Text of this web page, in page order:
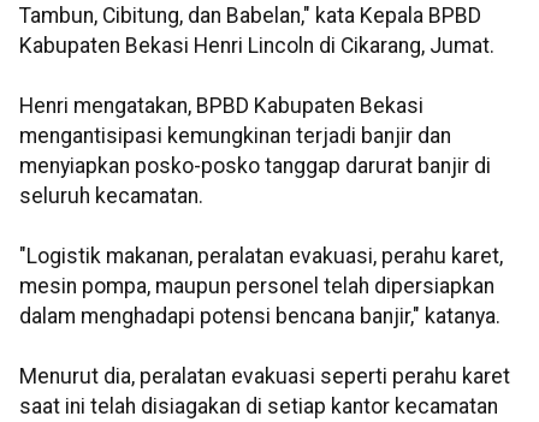
Tambun, Cibitung, dan Babelan," kata Kepala BPBD
Kabupaten Bekasi Henri Lincoln di Cikarang, Jumat.
Henri mengatakan, BPBD Kabupaten Bekasi
mengantisipasi kemungkinan terjadi banjir dan
menyiapkan posko-posko tanggap darurat banjir di
seluruh kecamatan.
"Logistik makanan, peralatan evakuasi, perahu karet,
mesin pompa, maupun personel telah dipersiapkan
dalam menghadapi potensi bencana banjir," katanya.
Menurut dia, peralatan evakuasi seperti perahu karet
saat ini telah disiagakan di setiap kantor kecamatan